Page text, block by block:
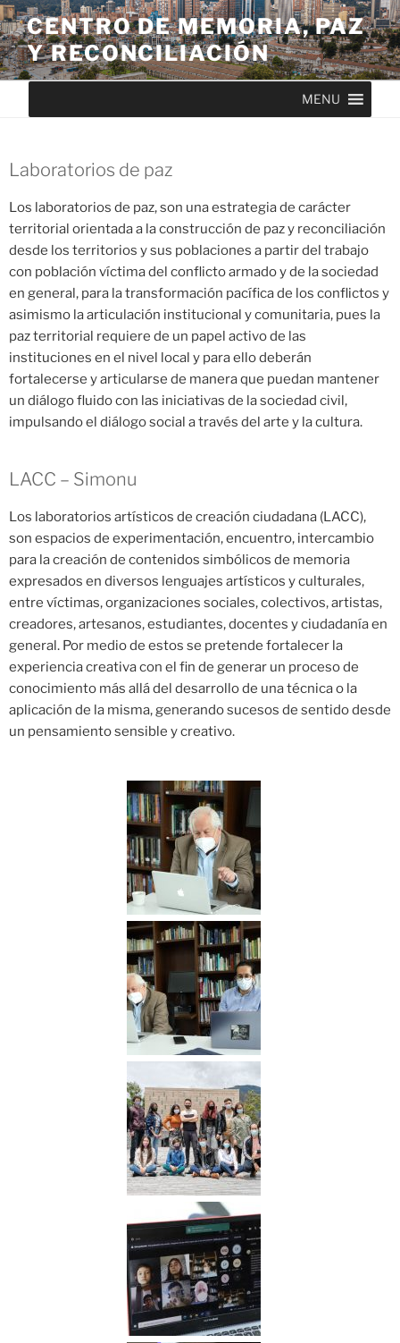
CENTRO DE MEMORIA, PAZ
Y RECONCILIACIÓN
MENU
Laboratorios de paz
Los laboratorios de paz, son una estrategia de carácter
territorial orientada a la construcción de paz y reconciliación
desde los territorios y sus poblaciones a partir del trabajo
con población víctima del conflicto armado y de la sociedad
en general, para la transformación pacífica de los conflictos y
asimismo la articulación institucional y comunitaria, pues la
paz territorial requiere de un papel activo de las
instituciones en el nivel local y para ello deberán
fortalecerse y articularse de manera que puedan mantener
un diálogo fluido con las iniciativas de la sociedad civil,
impulsando el diálogo social a través del arte y la cultura.
LACC – Simonu
Los laboratorios artísticos de creación ciudadana (LACC),
son espacios de experimentación, encuentro, intercambio
para la creación de contenidos simbólicos de memoria
expresados en diversos lenguajes artísticos y culturales,
entre víctimas, organizaciones sociales, colectivos, artistas,
creadores, artesanos, estudiantes, docentes y ciudadanía en
general. Por medio de estos se pretende fortalecer la
experiencia creativa con el fin de generar un proceso de
conocimiento más allá del desarrollo de una técnica o la
aplicación de la misma, generando sucesos de sentido desde
un pensamiento sensible y creativo.